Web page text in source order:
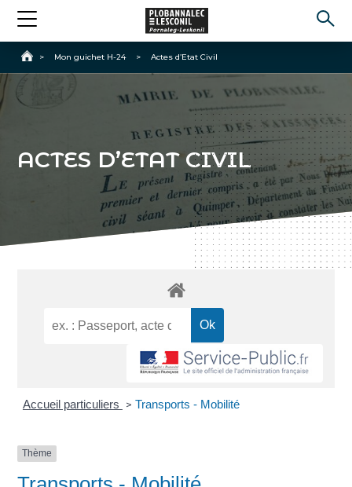
Accueil
> Mon guichet H-24 > Actes d’Etat Civil
ACTES D’ETAT CIVIL
Accueil particuliers > Transports - Mobilité
Thème